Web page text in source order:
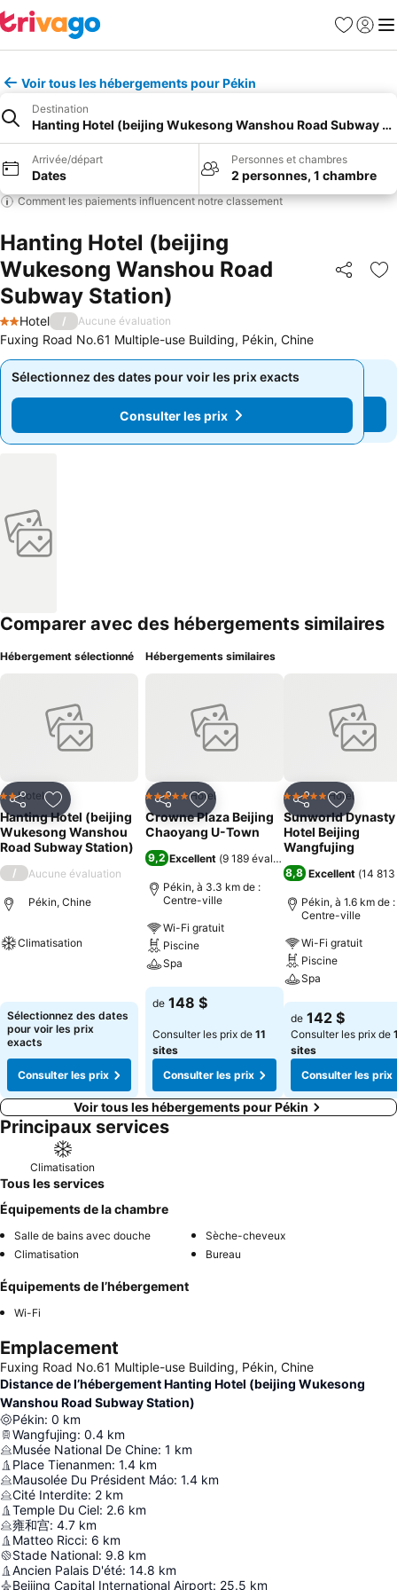
Favoris
Se
Voir tous les hébergements pour Pékin
Destination
Hanting Hotel (beijing Wukesong Wanshou Road Subway
Arrivée/départ
Dates
Personnes et chambres
2 personnes, 1 chambre
Comment les paiements influencent notre classement
Hanting Hotel (beijing
Wukesong Wanshou Road
Subway Station)
Partager
2 Étoiles
Hotel / Aucune évaluation
Fuxing Road No.61 Multiple-use Building, Pékin, Chine
Sélectionnez des dates pour voir les prix exacts
Consulter les prix
Sélectionnez des dates pour voir les prix exacts
Consulter les prix
Comparer avec des hébergements similaires
Hébergement sélectionné
PartagerAjouter à mes favoris
2 Étoiles
Hotel
Hanting Hotel (beijing
Wukesong Wanshou
Road Subway Station)
/ Aucune évaluation
Pékin, Chine
Climatisation
Sélectionnez des dates
pour voir les prix
exacts
Consulter les prix
Hébergements similaires
PartagerAjouter à mes favoris
5 Étoiles Hotel
Crowne Plaza Beijing
Chaoyang U-Town
9,2 Excellent (9 189 évaluations )
Pékin, à 3.3 km de :
Centre-ville
Wi-Fi gratuit
Piscine
Spa
Consulter les prix
de 148 $
Consulter les prix de 11
sites
Consulter les prix
PartagerAjouter
5 Étoiles Hotel
Sunworld Dynasty
Hotel Beijing
Wangfujing
8,8 Excellent (14
Pékin, à 1.6 km de :
Centre-ville
Wi-Fi gratuit
Piscine
Spa
Consulter les
de 142 $
Consulter les prix de
sites
Consulter les prix
Voir tous les hébergements pour Pékin
Principaux services
Climatisation
Tous les services
Équipements de la chambre
Salle de bains avec douche
Sèche-cheveux
Climatisation
Bureau
Équipements de l’hébergement
Wi-Fi
Emplacement
Fuxing Road No.61 Multiple-use Building, Pékin, Chine
Distance de l’hébergement Hanting Hotel (beijing Wukesong
Wanshou Road Subway Station)
Pékin: 0 km
Wangfujing: 0.4 km
Musée National De Chine: 1 km
Place Tienanmen: 1.4 km
Mausolée Du Président Máo: 1.4 km
Cité Interdite: 2 km
Temple Du Ciel: 2.6 km
雍和宫: 4.7 km
Matteo Ricci: 6 km
Stade National: 9.8 km
Ancien Palais D'été: 14.8 km
Beijing Capital International Airport: 25.5 km